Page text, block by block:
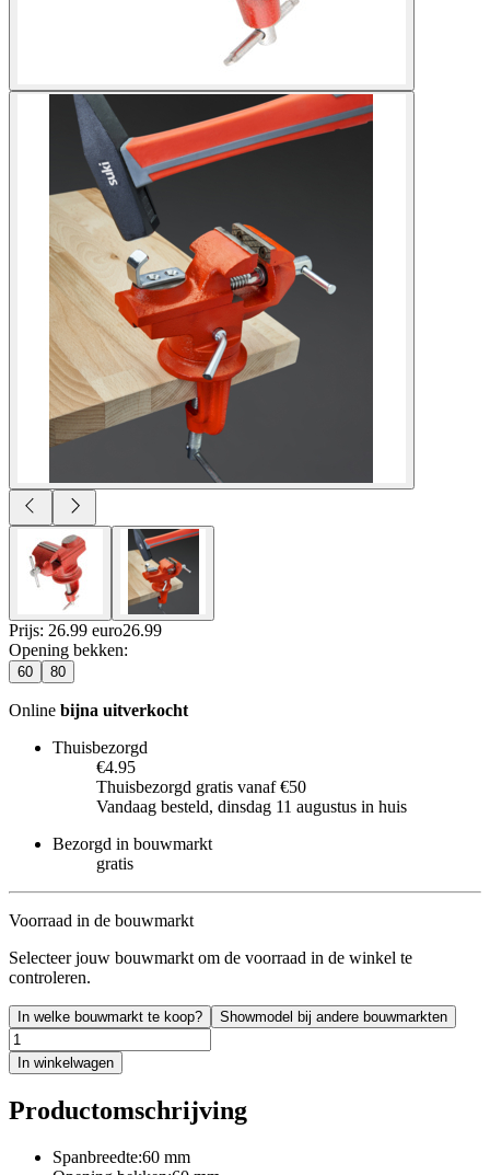
Prijs: 26.99 euro26.99
Opening bekken:
60 80
Online bijna uitverkocht
Thuisbezorgd
€4.95
Thuisbezorgd gratis vanaf €50
Vandaag besteld, dinsdag 11 augustus in huis
Bezorgd in bouwmarkt
gratis
Voorraad in de bouwmarkt
Selecteer jouw bouwmarkt om de voorraad in de winkel te
controleren.
In welke bouwmarkt te koop? Showmodel bij andere bouwmarkten
In winkelwagen
Productomschrijving
Spanbreedte:60 mm